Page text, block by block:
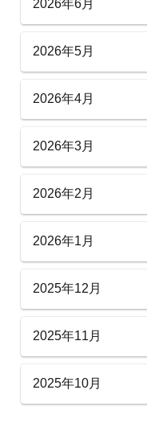
2026年6月
2026年5月
2026年4月
2026年3月
2026年2月
2026年1月
2025年12月
2025年11月
2025年10月